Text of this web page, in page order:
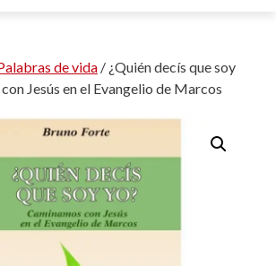
de vida / ¿Quién decís que soy
Jesús en el Evangelio de Marcos